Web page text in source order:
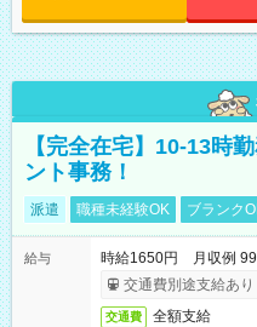
【完全在宅】10-13時
ント事務！
派遣 職種未経験OK ブランク
給与
時給1650円 月収例
交通費別途支給あり
交通費 全額支給